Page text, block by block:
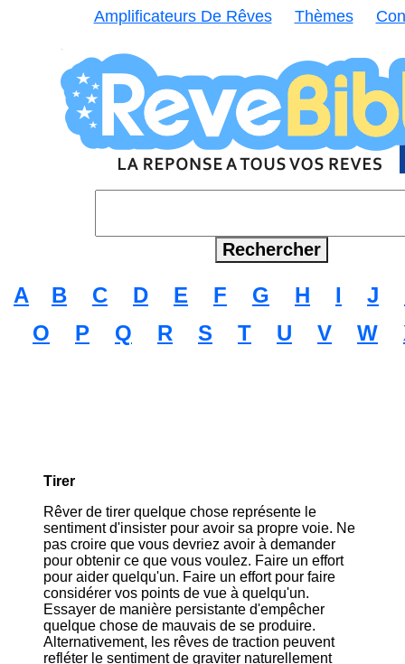
Amplificateurs De Rêves Thèmes
A B C D E F G H I J
O
P Q R S T U V W
Tirer
Rêver de tirer quelque chose représente le
sentiment d'insister pour avoir sa propre voie. Ne
pas croire que vous devriez avoir à demander
pour obtenir ce que vous voulez. Faire un effort
pour aider quelqu'un. Faire un effort pour faire
considérer vos points de vue à quelqu'un.
Essayer de manière persistante d'empêcher
quelque chose de mauvais de se produire.
Alternativement, les rêves de traction peuvent
refléter le sentiment de graviter naturellement